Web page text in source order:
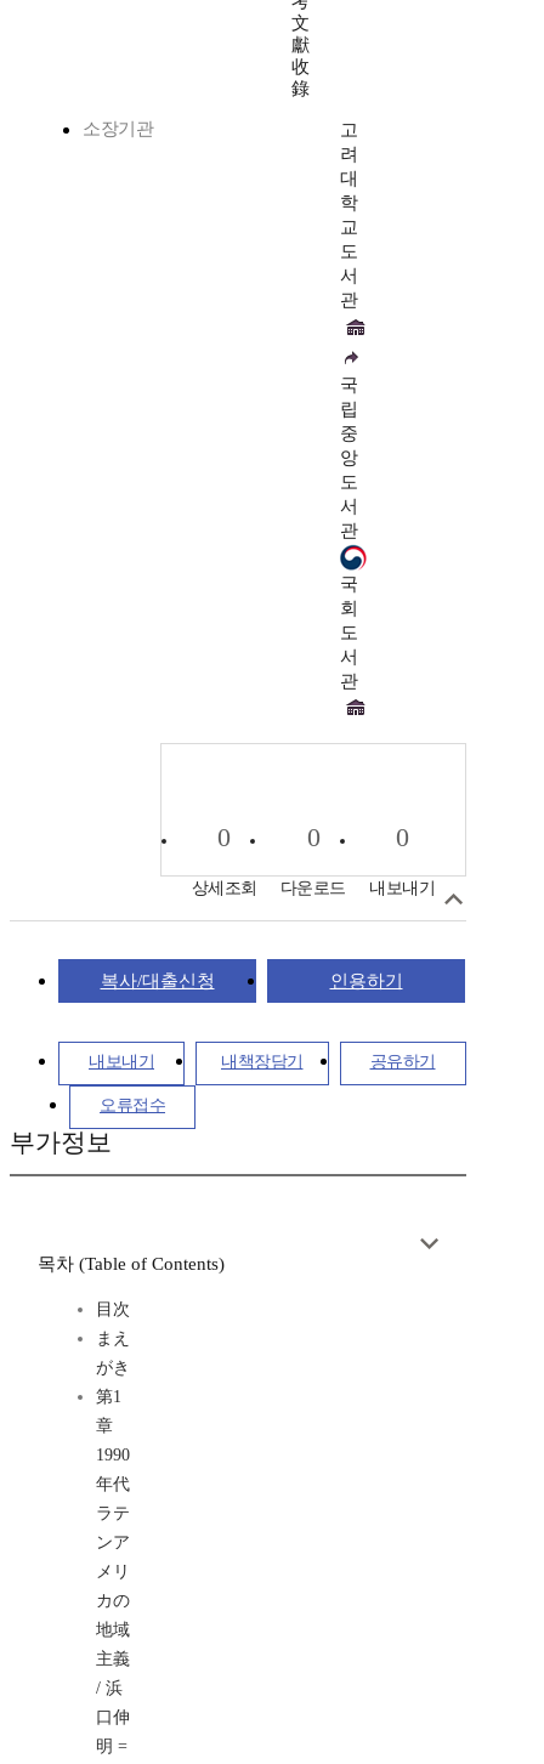
文
獻
收
錄
소장기관
고
려
대
학
교
도
서
관
국
립
중
앙
도
서
관
국
회
도
서
관
0
상세조회
0
다운로드
0
내보내기
복사/대출신청 인용하기
내보내기 내책장담기 공유하기
오류접수
부가정보
목차 (Table of Contents)
目次
まえ
がき
第1
章
1990
年代
ラテ
ンア
メリ
カの
地域
主義
/ 浜
口伸
明 =